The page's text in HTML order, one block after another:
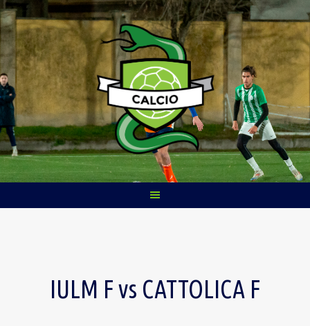
Skip
to
content
IULM F vs CATTOLICA F